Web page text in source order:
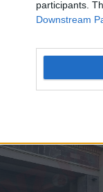
participants.
Downstream